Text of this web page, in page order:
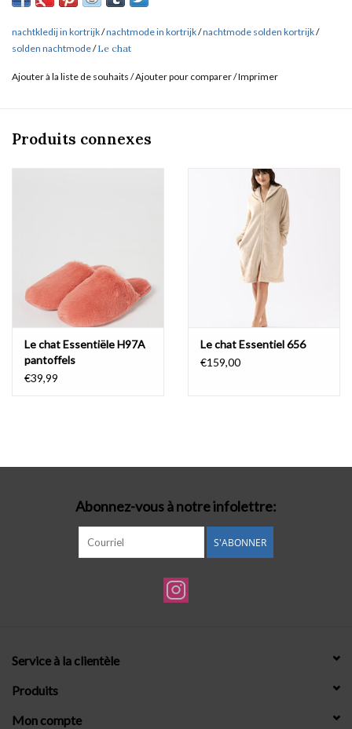
nachtkledij in kortrijk/nachtmode in kortrijk/nachtmode solden kortrijk/
solden nachtmode/Le chat
Ajouter à la liste de souhaits /Ajouter pour comparer/Imprimer
Produits connexes
Le chat Essentiële H97A
pantoffels
€39,99
Le chat Essentiel 656
€159,00
Abonnez-vous à notre infolettre:
S'ABONNER
Service à la clientèle
Produits
Mon compte